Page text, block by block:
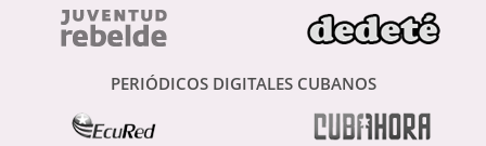
PERIÓDICOS DIGITALES CUBANOS